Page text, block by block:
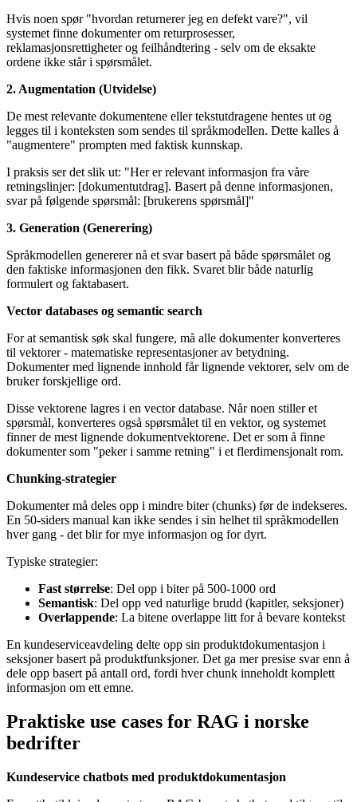
Hvis noen spør "hvordan returnerer jeg en defekt vare?", vil
systemet finne dokumenter om returprosesser,
reklamasjonsrettigheter og feilhåndtering - selv om de eksakte
ordene ikke står i spørsmålet.
2. Augmentation (Utvidelse)
De mest relevante dokumentene eller tekstutdragene hentes ut og
legges til i konteksten som sendes til språkmodellen. Dette kalles å
"augmentere" prompten med faktisk kunnskap.
I praksis ser det slik ut: "Her er relevant informasjon fra våre
retningslinjer: [dokumentutdrag]. Basert på denne informasjonen,
svar på følgende spørsmål: [brukerens spørsmål]"
3. Generation (Generering)
Språkmodellen genererer nå et svar basert på både spørsmålet og
den faktiske informasjonen den fikk. Svaret blir både naturlig
formulert og faktabasert.
Vector databases og semantic search
For at semantisk søk skal fungere, må alle dokumenter konverteres
til vektorer - matematiske representasjoner av betydning.
Dokumenter med lignende innhold får lignende vektorer, selv om de
bruker forskjellige ord.
Disse vektorene lagres i en vector database. Når noen stiller et
spørsmål, konverteres også spørsmålet til en vektor, og systemet
finner de mest lignende dokumentvektorene. Det er som å finne
dokumenter som "peker i samme retning" i et flerdimensjonalt rom.
Chunking-strategier
Dokumenter må deles opp i mindre biter (chunks) før de indekseres.
En 50-siders manual kan ikke sendes i sin helhet til språkmodellen
hver gang - det blir for mye informasjon og for dyrt.
Typiske strategier:
Fast størrelse: Del opp i biter på 500-1000 ord
Semantisk: Del opp ved naturlige brudd (kapitler, seksjoner)
Overlappende: La bitene overlappe litt for å bevare kontekst
En kundeserviceavdeling delte opp sin produktdokumentasjon i
seksjoner basert på produktfunksjoner. Det ga mer presise svar enn å
dele opp basert på antall ord, fordi hver chunk inneholdt komplett
informasjon om ett emne.
Praktiske use cases for RAG i norske
bedrifter
Kundeservice chatbots med produktdokumentasjon